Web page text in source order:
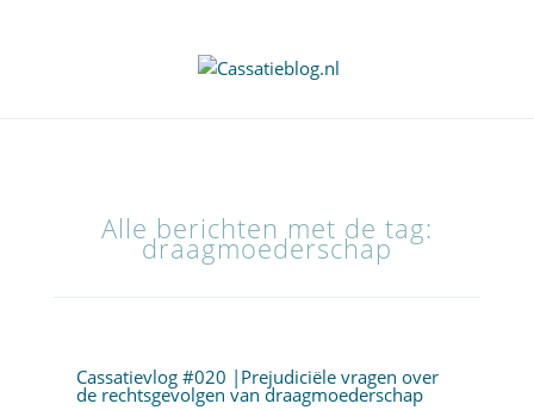
Alle berichten met de tag:
draagmoederschap
Cassatievlog #020 |Prejudiciële vragen over
de rechtsgevolgen van draagmoederschap